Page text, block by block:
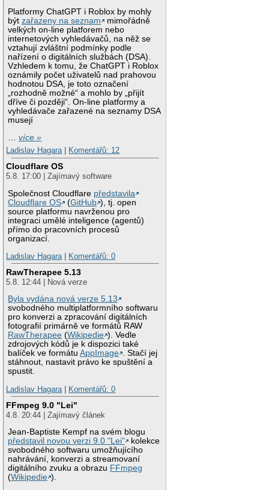
Platformy ChatGPT i Roblox by mohly
býtzařazeny na seznam
mimořádně
velkých on-line platforem nebo
internetových vyhledávačů, na něž se
vztahují zvláštní podmínky podle
nařízení o digitálních službách (DSA).
Vzhledem k tomu, že ChatGPT i Roblox
oznámily počet uživatelů nad prahovou
hodnotou DSA, je toto označení
„rozhodně možné“ a mohlo by „přijít
dříve či později“. On-line platformy a
vyhledávače zařazené na seznamy DSA
musejí
…více »
Ladislav Hagara| Komentářů: 12
Cloudflare OS
5.8. 17:00 | Zajímavý software
Společnost Cloudflare představila
Cloudflare OS
(GitHub ), tj. open
source platformu navrženou pro
integraci umělé inteligence (agentů)
přímo do pracovních procesů
organizací.
Ladislav Hagara| Komentářů: 0
RawTherapee 5.13
5.8. 12:44 | Nová verze
Byla vydána nová verze 5.13
svobodného multiplatformního softwaru
pro konverzi a zpracování digitálních
fotografií primárně ve formátů RAW
RawTherapee (Wikipedie ). Vedle
zdrojových kódů je k dispozici také
balíček ve formátuAppImage . Stačí jej
stáhnout, nastavit právo ke spuštění a
spustit.
Ladislav Hagara| Komentářů: 0
FFmpeg 9.0 "Lei"
4.8. 20:44 | Zajímavý článek
Jean-Baptiste Kempf na svém blogu
představil novou verzi 9.0 "Lei"
kolekce
svobodného softwaru umožňujícího
nahrávání, konverzi a streamovaní
digitálního zvuku a obrazu FFmpeg
(Wikipedie ).